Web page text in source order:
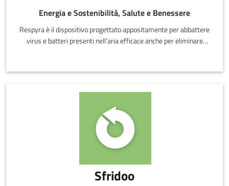
Energia e Sostenibilità, Salute e Benessere
Respyra è il dispositivo progettato appositamente per abbattere
virus e batteri presenti nell’aria efficace anche per eliminare
decontaminare l'aria indoor da tutti gli agenti patogeni ed
luce prodotta da apposite lampade UV.
Sfridoo